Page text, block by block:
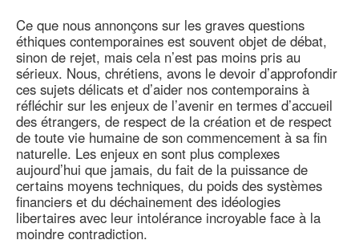
Ce que nous annonçons sur les graves questions
éthiques contemporaines est souvent objet de débat,
sinon de rejet, mais cela n’est pas moins pris au
sérieux. Nous, chrétiens, avons le devoir d’approfondir
ces sujets délicats et d’aider nos contemporains à
réfléchir sur les enjeux de l’avenir en termes d’accueil
des étrangers, de respect de la création et de respect
de toute vie humaine de son commencement à sa fin
naturelle. Les enjeux en sont plus complexes
aujourd’hui que jamais, du fait de la puissance de
certains moyens techniques, du poids des systèmes
financiers et du déchainement des idéologies
libertaires avec leur intolérance incroyable face à la
moindre contradiction.